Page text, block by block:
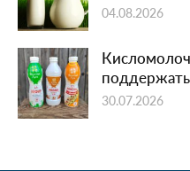
04.08.2026
30.07.2026